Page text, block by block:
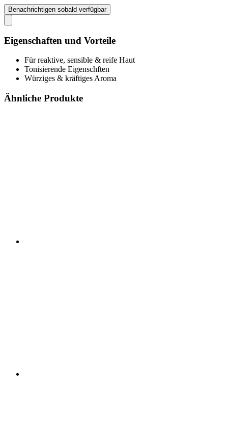
Benachrichtigen sobald verfügbar
Eigenschaften und Vorteile
Für reaktive, sensible & reife Haut
Tonisierende Eigenschften
Würziges & kräftiges Aroma
Ähnliche Produkte